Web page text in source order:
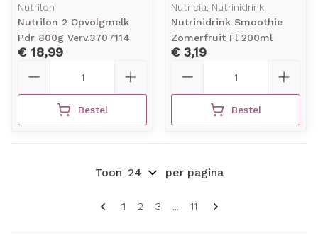
Nutrilon
Nutrilon 2 Opvolgmelk
Pdr 800g Verv.3707114
€ 18,99
Bestel
Nutricia, Nutrinidrink
Nutrinidrink Smoothie
Zomerfruit Fl 200ml
€ 3,19
Bestel
Pagina's
U lees momenteel pagina
1 Pagina
2 Pagina
3 ... Pagina
11
Toon per pagina